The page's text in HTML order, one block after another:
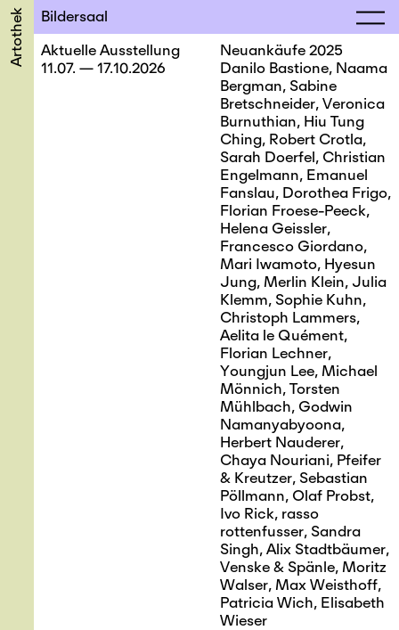
Artothek Bildersaal
Aktuelle Ausstellung
11.07. — 17.10.2026
Neuankäufe 2025
Danilo Bastione, Naama
Bergman, Sabine
Bretschneider, Veronica
Burnuthian, Hiu Tung
Ching, Robert Crotla,
Sarah Doerfel, Christian
Engelmann, Emanuel
Fanslau, Dorothea Frigo,
Florian Froese-Peeck,
Helena Geissler,
Francesco Giordano,
Mari Iwamoto, Hyesun
Jung, Merlin Klein, Julia
Klemm, Sophie Kuhn,
Christoph Lammers,
Aelita le Quément,
Florian Lechner,
Youngjun Lee, Michael
Mönnich, Torsten
Mühlbach, Godwin
Namanyabyoona,
Herbert Nauderer,
Chaya Nouriani, Pfeifer
& Kreutzer, Sebastian
Pöllmann, Olaf Probst,
Ivo Rick, rasso
rottenfusser, Sandra
Singh, Alix Stadtbäumer,
Venske & Spänle, Moritz
Walser, Max Weisthoff,
Patricia Wich, Elisabeth
Wieser